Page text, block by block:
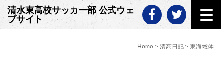
Skip
to
content
清水東高校サッカー部 公式ウェ
ブサイト
Home > 清高日記 > 東海総体